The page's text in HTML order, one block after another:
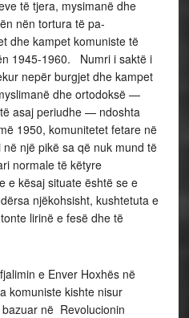
të tjera, mysimanë dhe
nën tortura të pa-
dhe kampet komuniste të
1945-1960. Numri i saktë i
nepër burgjet dhe kampet
dhe ortodoksë —
asaj periudhe — ndoshta
1950, komunitetet fetare në
një pikë sa që nuk mund të
normale të këtyre
e kësaj situate është se e
njëkohsisht, kushtetuta e
lirinë e fesë dhe të
e Enver Hoxhës në
komuniste kishte nisur
në Revolucionin